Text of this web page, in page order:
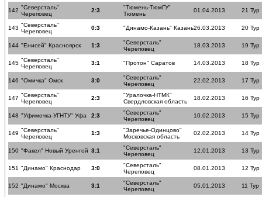
142 "Северсталь"
Череповец
2:3
"Тюмень-ТюмГУ"
Тюмень
01.04.2013 21 Тур
143 "Северсталь"
Череповец
0:3 "Динамо-Казань" Казань26.03.2013 20 Тур
144 "Енисей" Красноярск 1:3
"Северсталь"
Череповец
18.03.2013 19 Тур
145 "Северсталь"
Череповец
3:1 "Протон" Саратов 14.03.2013 18 Тур
146 "Омичка" Омск 3:0
"Северсталь"
Череповец
22.02.2013 17 Тур
147 "Северсталь"
Череповец
2:3
"Уралочка-НТМК"
Свердловская область
18.02.2013 16 Тур
148 "Уфимочка-УГНТУ" Уфа 2:3
"Северсталь"
Череповец
10.02.2013 15 Тур
149 "Северсталь"
Череповец
1:3
"Заречье-Одинцово"
Московская область
02.02.2013 14 Тур
150 "Факел" Новый Уренгой 3:1
"Северсталь"
Череповец
12.01.2013 13 Тур
151 "Динамо" Краснодар 3:0
"Северсталь"
Череповец
08.01.2013 12 Тур
152 "Динамо" Москва 3:1
"Северсталь"
Череповец
05.01.2013 11 Тур